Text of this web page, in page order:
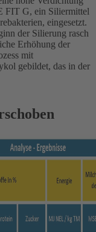
FIT G, ein Siliermittel
eingesetzt.
der Silierung rasch
Erhöhung der
mit
gebildet, das in der